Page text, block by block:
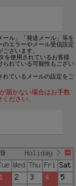
ール」「発送メール」等を
のエラーやメール受信設定
ざいます。
を使用されているお客様
られている可能性もござい
れているメールの設定をご
届かない場合はお手数
ださい。